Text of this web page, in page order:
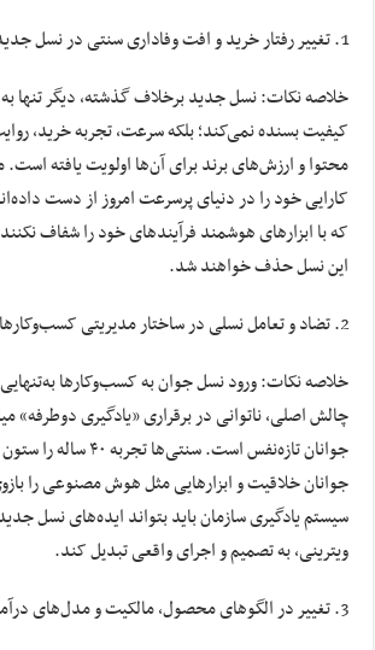
تغییر رفتار خرید و افت وفاداری سنتی در نسل
خلاصه نکات: نسل جدید برخلاف گذشته، دیگر تنها
کیفیت بسنده نمی‌کند؛ بلکه سرعت، تجربه خرید،
محتوا و ارزش‌های برند برای آن‌ها اولویت یافته
کارایی خود را در دنیای پرسرعت امروز از دست
که با ابزارهای هوشمند فرآیندهای خود را شفاف
این نسل حذف خواهند شد.
تضاد و تعامل نسلی در ساختار مدیریتی کسب‌وکارها
خلاصه نکات: ورود نسل جوان به کسب‌وکارها
چالش اصلی، ناتوانی در برقراری «یادگیری دوطرفه»
جوانان تازه‌نفس است.
جوانان خلاقیت و ابزارهایی مثل هوش مصنوعی را
سیستم یادگیری سازمان باید بتواند ایده‌های نسل
ویترینی، به تصمیم و اجرای واقعی تبدیل کند.
تغییر در الگوهای محصول، مالکیت و مدل‌های